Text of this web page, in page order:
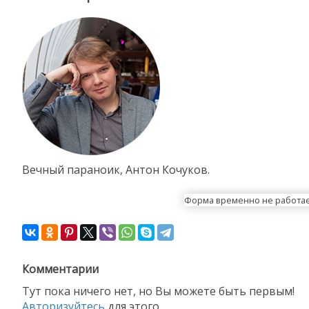
Вечный параноик, Антон Кочуков.
Форма временно не
Комментарии
Тут пока ничего нет, но Вы можете быть первым!
Авторизуйтесь для этого